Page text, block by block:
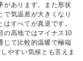
があります。また形状
で気温差が大きくなり
すべてが真逆です。
の高地ではマイナス10
じて比較的温暖で極端
やすい気候とも言えま